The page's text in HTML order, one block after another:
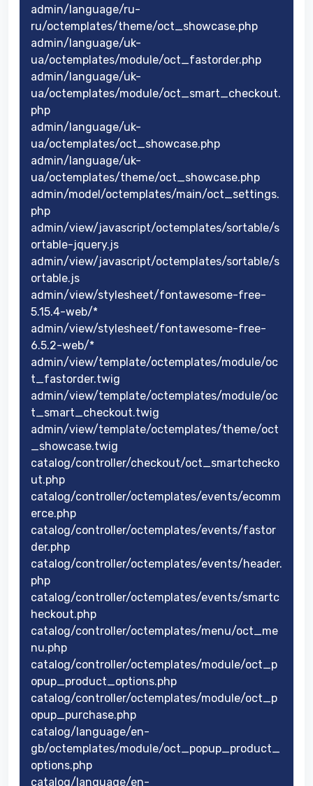
admin/language/ru-
ru/octemplates/theme/oct_showcase.php
admin/language/uk-
ua/octemplates/module/oct_fastorder.php
admin/language/uk-
ua/octemplates/module/oct_smart_checkout.
php
admin/language/uk-
ua/octemplates/oct_showcase.php
admin/language/uk-
ua/octemplates/theme/oct_showcase.php
admin/model/octemplates/main/oct_settings.
php
admin/view/javascript/octemplates/sortable/s
ortable-jquery.js
admin/view/javascript/octemplates/sortable/s
ortable.js
admin/view/stylesheet/fontawesome-free-
5.15.4-web/*
admin/view/stylesheet/fontawesome-free-
6.5.2-web/*
admin/view/template/octemplates/module/oc
t_fastorder.twig
admin/view/template/octemplates/module/oc
t_smart_checkout.twig
admin/view/template/octemplates/theme/oct
_showcase.twig
catalog/controller/checkout/oct_smartchecko
ut.php
catalog/controller/octemplates/events/ecomm
erce.php
catalog/controller/octemplates/events/fastor
der.php
catalog/controller/octemplates/events/header.
php
catalog/controller/octemplates/events/smartc
heckout.php
catalog/controller/octemplates/menu/oct_me
nu.php
catalog/controller/octemplates/module/oct_p
opup_product_options.php
catalog/controller/octemplates/module/oct_p
opup_purchase.php
catalog/language/en-
gb/octemplates/module/oct_popup_product_
options.php
catalog/language/en-